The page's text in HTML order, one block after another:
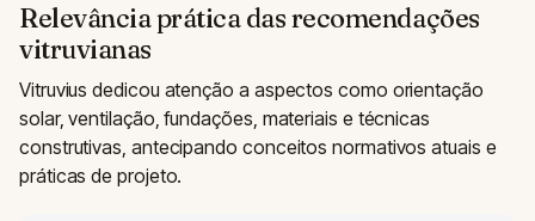
Relevância prática das recomendações
vitruvianas
Vitruvius dedicou atenção a aspectos como orientação
solar, ventilação, fundações, materiais e técnicas
construtivas, antecipando conceitos normativos atuais e
práticas de projeto.